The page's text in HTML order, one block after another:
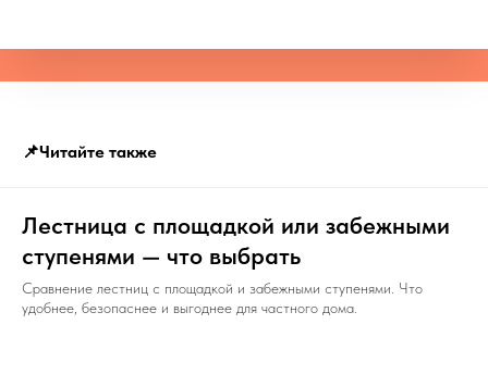
📌Читайте также
Лестница с площадкой или забежными
ступенями — что выбрать
Сравнение лестниц с площадкой и забежными ступенями. Что
удобнее, безопаснее и выгоднее для частного дома.